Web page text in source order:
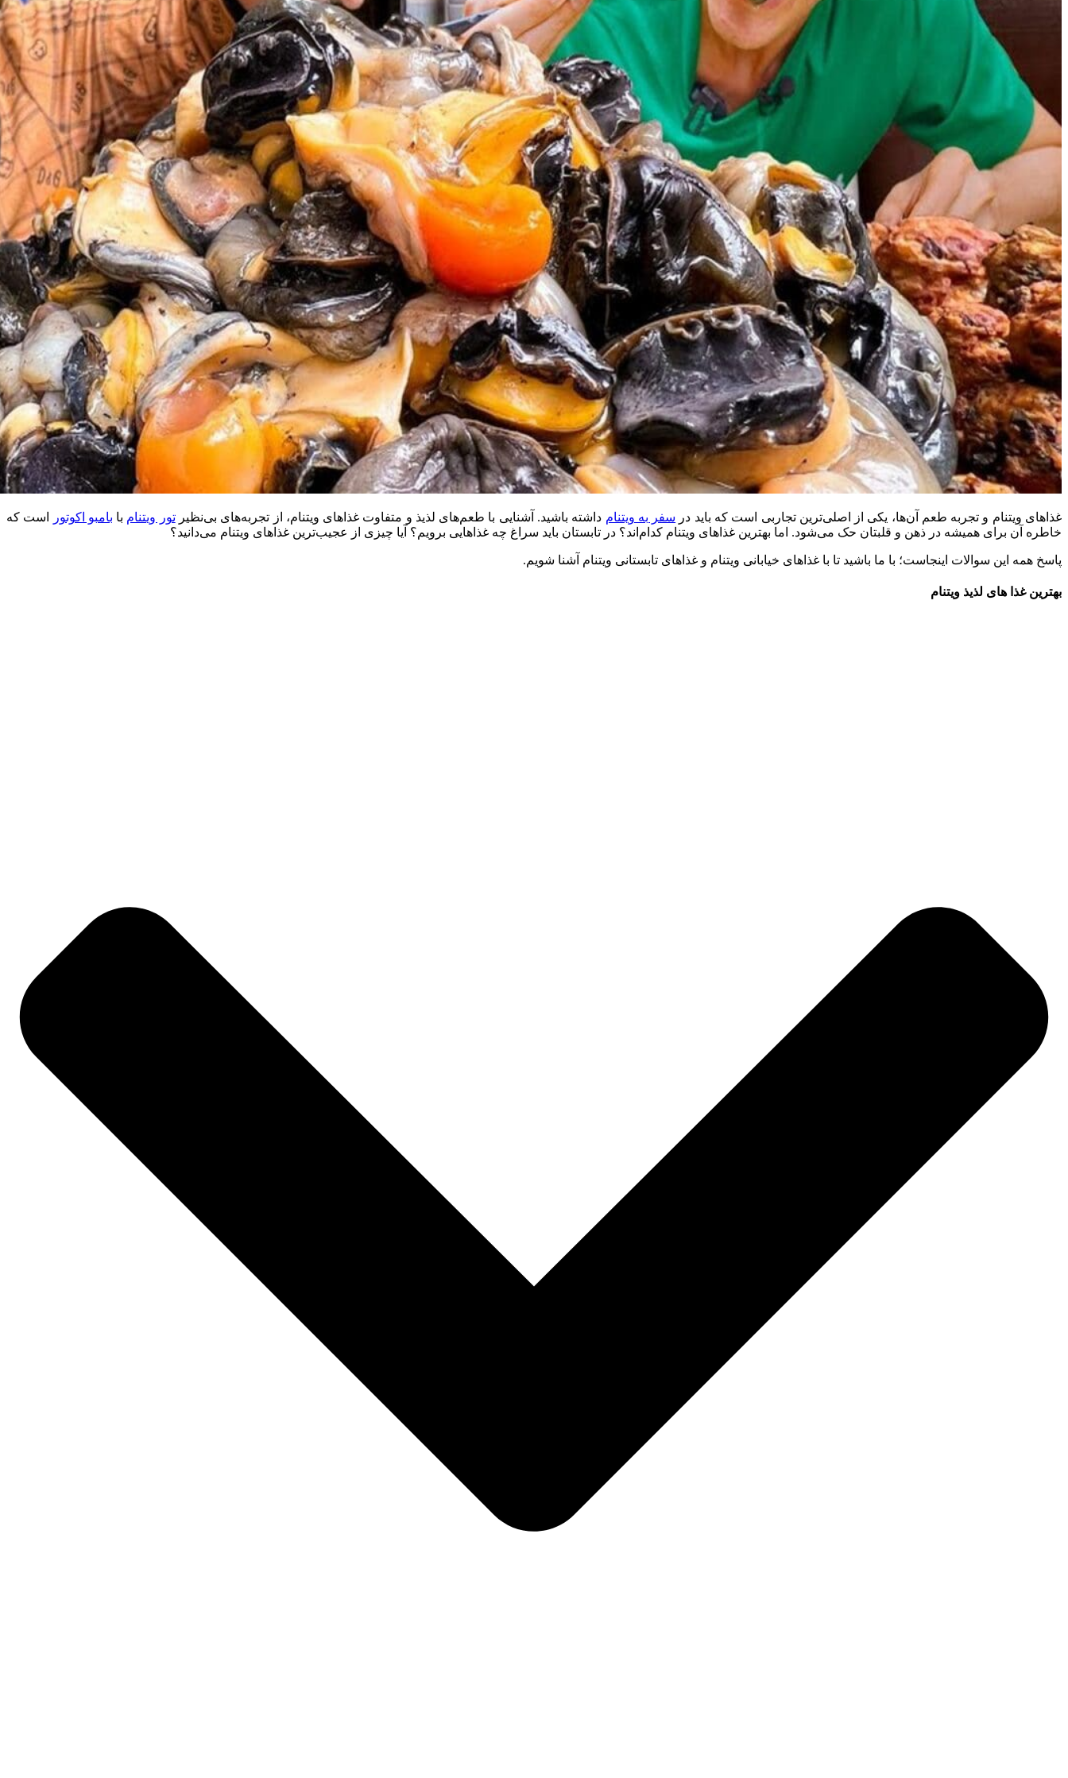
غذاهای ویتنام و تجربه طعم آن‌ها، یکی از اصلی‌ترین تجاربی است که باید در سفر به ویتنام داشته باشید. آشنایی با طعم‌های لذیذ و متفاوت غذاهای ویتنام، از تجربه‌های بی‌نظیرتور ویتنام با بامبو اکوتور
است که
خاطره آن برای همیشه در ذهن و قلبتان حک می‌شود. اما بهترین غذاهای ویتنام کدام‌اند؟ در تابستان باید سراغ چه غذاهایی برویم؟ آیا چیزی از عجیب‌ترین غذاهای ویتنام می‌دانید؟
پاسخ همه این سوالات اینجاست؛ با ما باشید تا با غذاهای خیابانی ویتنام و غذاهای تابستانی ویتنام آشنا شویم.
بهترین غذا های لذیذ ویتنام